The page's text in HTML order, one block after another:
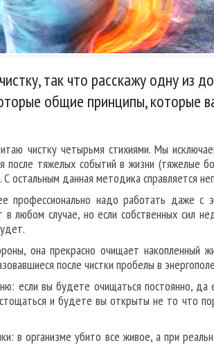
так что расскажу одну из
общие принципы, которые
чистку четырьмя стихиями. Мы
тяжелых событий в жизни (тяжелые
остальным данная методика справляется
профессионально надо работать даже с
случае, но если собственных сил
она прекрасно очищает накопленный
после чистки пробелы в
если вы будете очищаться постоянно,
и будете вы открыты не то что
в организме убито все живое, а при